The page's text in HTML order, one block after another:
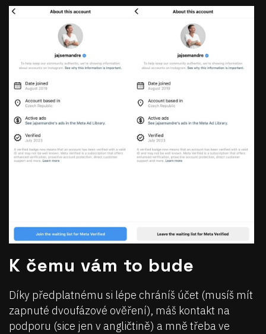
K čemu vám to bude
Díky předplatnému si lépe chráníš účet (musíš mít
zapnuté dvoufázové ověření), máš kontakt na
podporu (sice jen v angličtině) a mně třeba ve